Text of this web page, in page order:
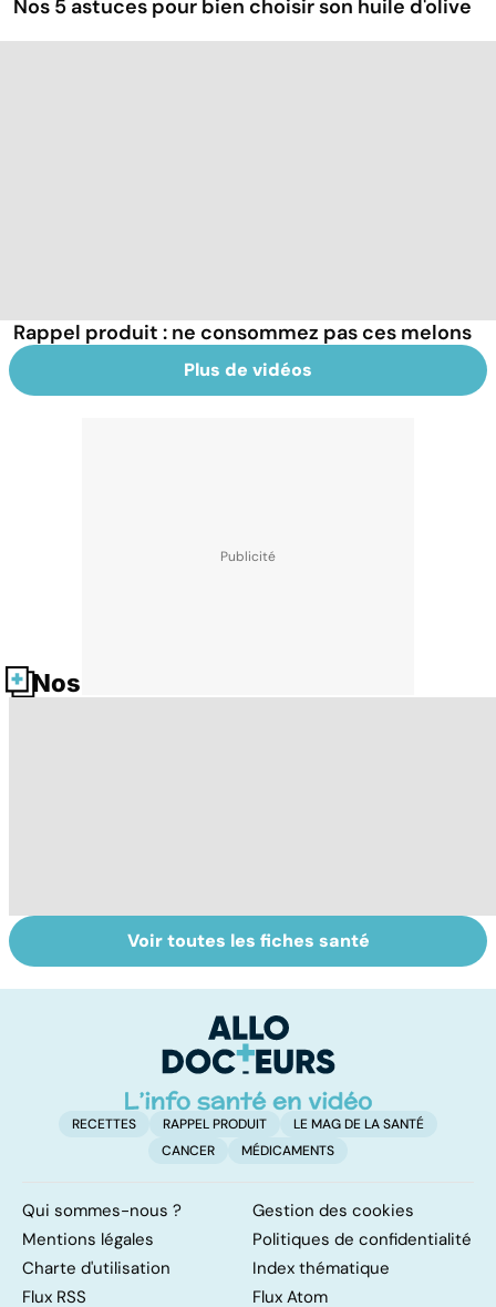
Nos 5 astuces pour bien choisir son huile d'olive
Rappel produit : ne consommez pas ces melons
Plus de vidéos
Nos fiches santé
Alimentation :
nos assiettes
Pesticides :
retour au bio ?
Voir toutes les fiches santé
RECETTES RAPPEL PRODUIT
LE MAG DE LA SANTÉ
CANCER
MÉDICAMENTS
Qui sommes-nous ?
Gestion des cookies
Mentions légales
Politiques de confidentialité
Charte d'utilisation
Index thématique
Flux RSS
Flux Atom